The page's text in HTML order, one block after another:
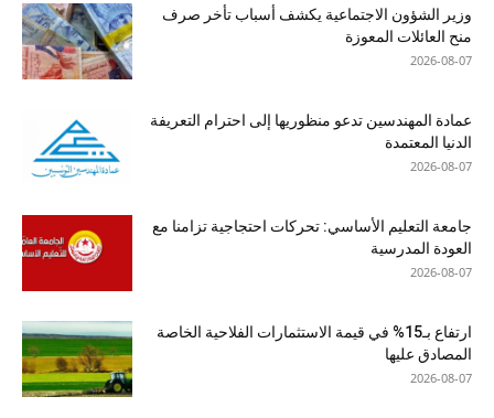
وزير الشؤون الاجتماعية يكشف أسباب تأخر صرف
منح العائلات المعوزة
2026-08-07
عمادة المهندسين تدعو منظوريها إلى احترام التعريفة
الدنيا المعتمدة
2026-08-07
جامعة التعليم الأساسي: تحركات احتجاجية تزامنا مع
العودة المدرسية
2026-08-07
ارتفاع بـ15% في قيمة الاستثمارات الفلاحية الخاصة
المصادق عليها
2026-08-07